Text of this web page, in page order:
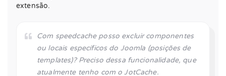
extensão.
Com speedcache posso excluir componentes
ou locais específicos do Joomla (posições de
templates)? Preciso dessa funcionalidade, que
atualmente tenho com o JotCache.